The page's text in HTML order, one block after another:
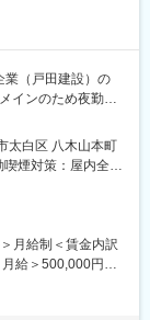
・提案（3割）
等は全て事務が担
ト1名 アソシエイ
業（戸田建設）の
インのため夜勤無
予算・工程」など
太白区 八木山本町
煙対策：屋内全面
月給制＜賃金内訳
給＞500,000円～